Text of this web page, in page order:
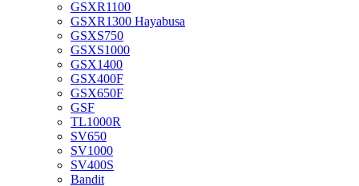
GSXR1100
GSXR1300 Hayabusa
GSXS750
GSXS1000
GSX1400
GSX400F
GSX650F
GSF
TL1000R
SV650
SV1000
SV400S
Bandit